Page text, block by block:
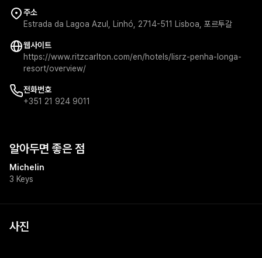
주소
Estrada da Lagoa Azul, Linhó, 2714-511 Lisboa, 포르투갈
웹사이트
https://www.ritzcarlton.com/en/hotels/lisrz-penha-longa-
resort/overview/
전화번호
+351 21 924 9011
알아두면 좋은 점
Michelin
3 Keys
사진